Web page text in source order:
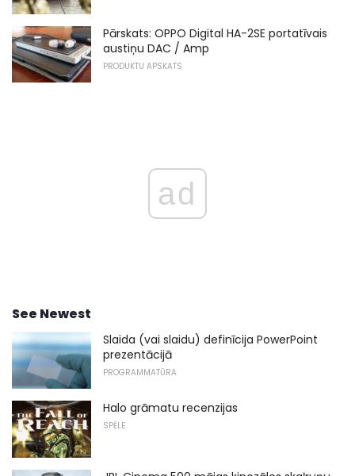
Pārskats: OPPO Digital HA-2SE portatīvais
austiņu DAC / Amp
PRODUKTU APSKATS
ad
See Newest
Slaida (vai slaidu) definīcija PowerPoint
prezentācijā
PROGRAMMATŪRA
Halo grāmatu recenzijas
SPĒLE